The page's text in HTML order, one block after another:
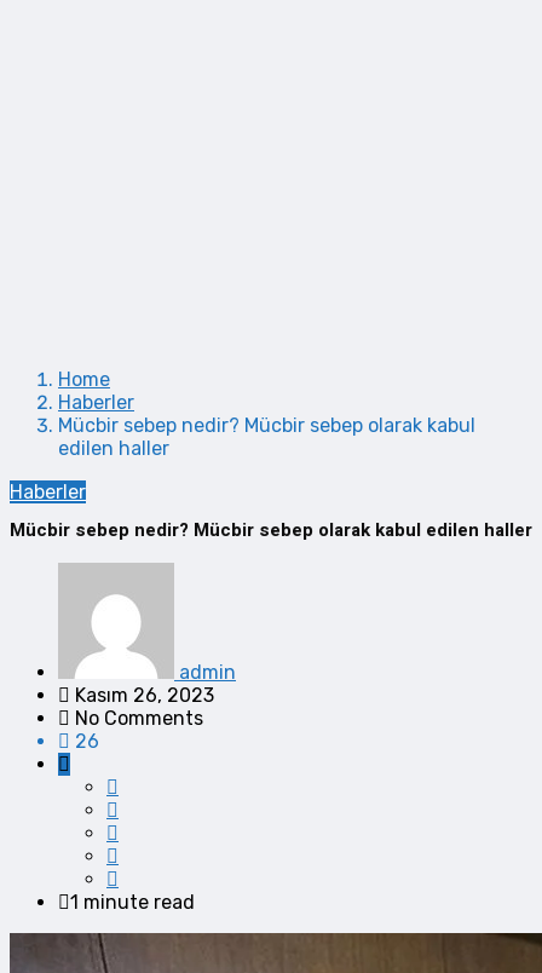
Home
Haberler
Mücbir sebep nedir? Mücbir sebep olarak kabul
edilen haller
Haberler
Mücbir sebep nedir? Mücbir sebep olarak kabul edilen haller
admin
Kasım 26, 2023
No Comments
26
1 minute read